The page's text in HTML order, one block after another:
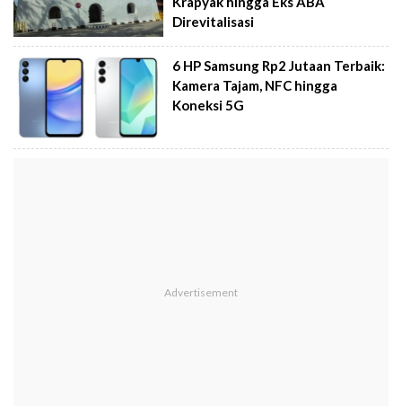
Direvitalisasi
6 HP Samsung Rp2 Jutaan Terbaik:
Kamera Tajam, NFC hingga
Koneksi 5G